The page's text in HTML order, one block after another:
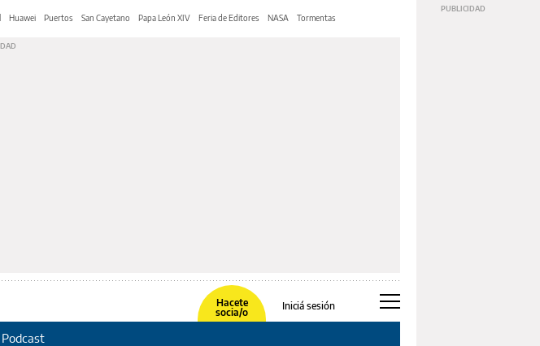
Huawei Puertos San Cayetano Papa León XIV Feria de Editores NASA Tormentas
Hacete
socia/o
Iniciá sesión
Podcast